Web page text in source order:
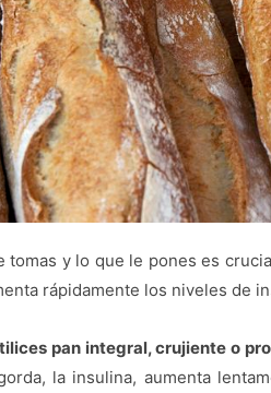
tomas y lo que le pones es
rápidamente los niveles de
pan integral, crujiente o
la insulina, aumenta